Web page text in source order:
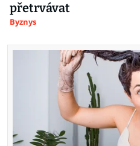
přetrvávat
Byznys